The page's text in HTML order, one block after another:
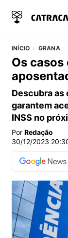
INÍCIO GRANA
Os casos
Descubra as
garantem
INSS no
Por Redação
30/12/2023